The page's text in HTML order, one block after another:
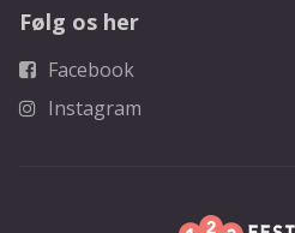
Følg os her
Facebook
Instagram